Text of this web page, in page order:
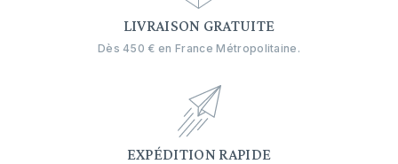
LIVRAISON GRATUITE
Dès 450 € en France Métropolitaine.
EXPÉDITION RAPIDE